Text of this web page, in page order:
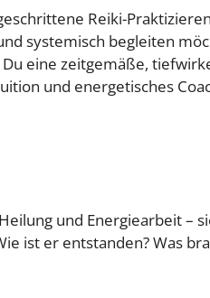
Reiki-
systemisch begleiten
eine zeitgemäße,
und energetisches
und Energiearbeit –
ist er entstanden? Was